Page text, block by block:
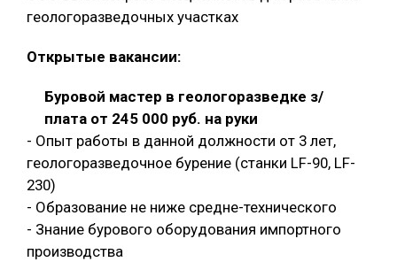
геологоразведочных участках
Открытые вакансии:
Буровой мастер в геологоразведке з/
плата от 245 000 руб. на руки
- Опыт работы в данной должности от 3 лет,
геологоразведочное бурение (станки LF-90, LF-
230)
- Образование не ниже средне-технического
- Знание бурового оборудования импортного
производства